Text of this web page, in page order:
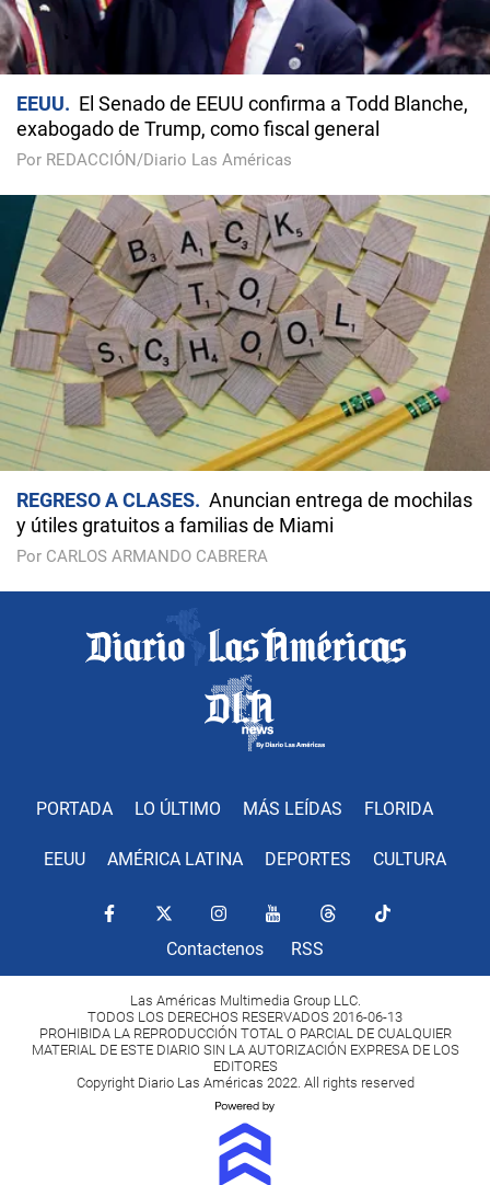
EEUU
El Senado de EEUU confirma a Todd Blanche,
exabogado de Trump, como fiscal general
Por REDACCIÓN/Diario Las Américas
REGRESO A CLASES
Anuncian entrega de mochilas
y útiles gratuitos a familias de Miami
Por CARLOS ARMANDO CABRERA
PORTADA LO ÚLTIMO MÁS LEÍDAS FLORIDA
EEUU AMÉRICA LATINA DEPORTES CULTURA
Contactenos RSS
Las Américas Multimedia Group LLC.
TODOS LOS DERECHOS RESERVADOS 2016-06-13
PROHIBIDA LA REPRODUCCIÓN TOTAL O PARCIAL DE CUALQUIER
MATERIAL DE ESTE DIARIO SIN LA AUTORIZACIÓN EXPRESA DE LOS
EDITORES
Copyright Diario Las Américas 2022. All rights reserved